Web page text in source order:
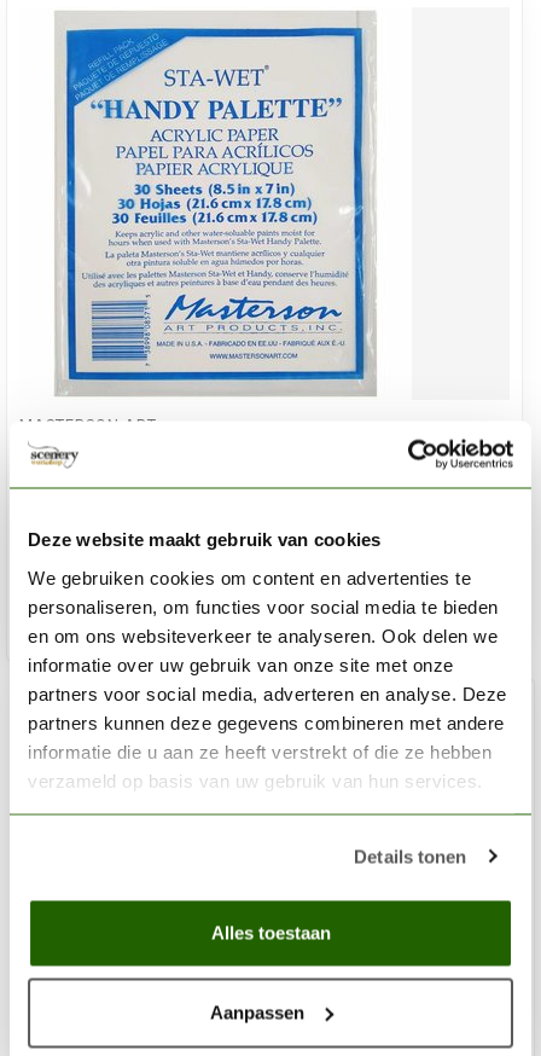
Deze website maakt gebruik van cookies
We gebruiken cookies om content en advertenties te
personaliseren, om functies voor social media te bieden
en om ons websiteverkeer te analyseren. Ook delen we
informatie over uw gebruik van onze site met onze
partners voor social media, adverteren en analyse. Deze
partners kunnen deze gegevens combineren met andere
informatie die u aan ze heeft verstrekt of die ze hebben
verzameld op basis van uw gebruik van hun services.
Details tonen
Alles toestaan
Aanpassen
MASTERSON ART
Sta-Wet Handy Palette Acrylic Film Refill - 30x - MA-
857,1
€10,95